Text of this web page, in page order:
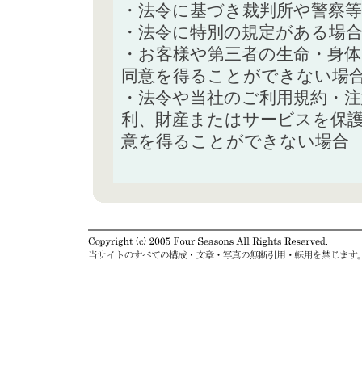
・法令に基づき裁判所や警察
・法令に特別の規定がある場合
・お客様や第三者の生命・身
同意を得ることができない場
・法令や当社のご利用規約・
利、財産またはサービスを保
意を得ることができない場合